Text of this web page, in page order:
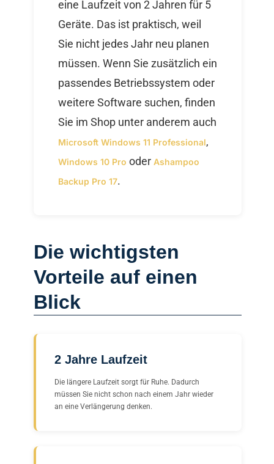
eine Laufzeit von 2 Jahren für 5
Geräte. Das ist praktisch, weil
Sie nicht jedes Jahr neu planen
müssen. Wenn Sie zusätzlich ein
passendes Betriebssystem oder
weitere Software suchen, finden
Sie im Shop unter anderem auch
Microsoft Windows 11 Professional,
Windows 10 Pro oder Ashampoo
Backup Pro 17.
Die wichtigsten
Vorteile auf einen
Blick
2 Jahre Laufzeit
Die längere Laufzeit sorgt für Ruhe. Dadurch
müssen Sie nicht schon nach einem Jahr wieder
an eine Verlängerung denken.